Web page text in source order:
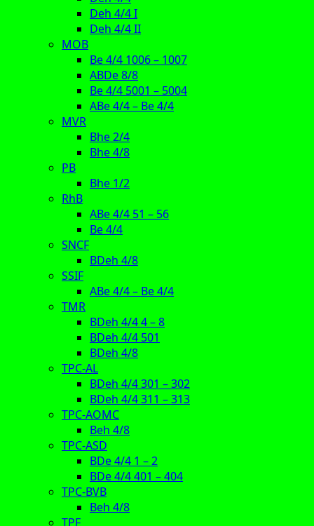
Deh 4/4 I
Deh 4/4 II
MOB
Be 4/4 1006 – 1007
ABDe 8/8
Be 4/4 5001 – 5004
ABe 4/4 – Be 4/4
MVR
Bhe 2/4
Bhe 4/8
PB
Bhe 1/2
RhB
ABe 4/4 51 – 56
Be 4/4
SNCF
BDeh 4/8
SSIF
ABe 4/4 – Be 4/4
TMR
BDeh 4/4 4 – 8
BDeh 4/4 501
BDeh 4/8
TPC-AL
BDeh 4/4 301 – 302
BDeh 4/4 311 – 313
TPC-AOMC
Beh 4/8
TPC-ASD
BDe 4/4 1 – 2
BDe 4/4 401 – 404
TPC-BVB
Beh 4/8
TPF